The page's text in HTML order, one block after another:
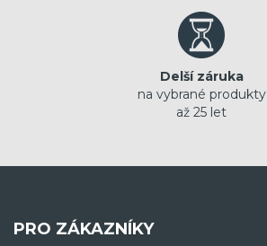
Delší záruka
na vybrané produkty
až 25 let
PRO ZÁKAZNÍKY